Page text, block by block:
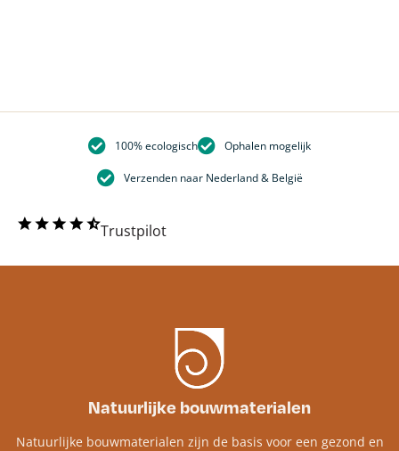
100% ecologisch Ophalen mogelijk
Verzenden naar Nederland & België
Trustpilot
Natuurlijke bouwmaterialen
Natuurlijke bouwmaterialen zijn de basis voor een gezond en